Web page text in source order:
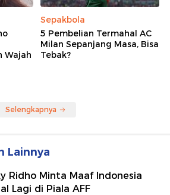
Wajah
Sepakbola
5 Pembelian Termahal AC
Milan Sepanjang Masa, Bisa
Tebak?
Selengkapnya
Lainnya
Ridho Minta Maaf Indonesia
Lagi di Piala AFF